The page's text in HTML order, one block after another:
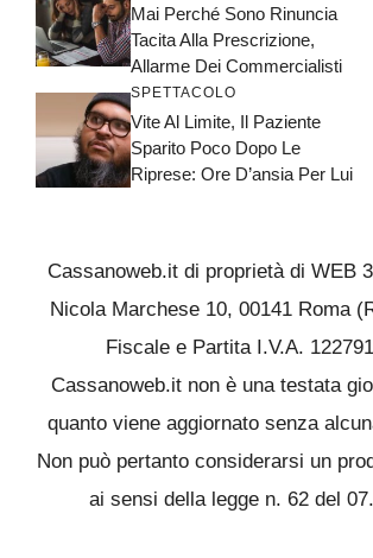
Mai Perché Sono Rinuncia
Tacita Alla Prescrizione,
Allarme Dei Commercialisti
SPETTACOLO
Vite Al Limite, Il Paziente
Sparito Poco Dopo Le
Riprese: Ore D’ansia Per Lui
Cassanoweb.it di proprietà di WEB
Nicola Marchese 10, 00141 Roma
Fiscale e Partita I.V.A.
Cassanoweb.it non è una testata
quanto viene aggiornato senza
Non può pertanto considerarsi un
ai sensi della legge n. 62 del